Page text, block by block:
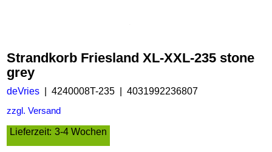
Strandkorb Friesland XL-XXL-235 stone
grey
deVries 4240008T-235 4031992236807
zzgl. Versand
Lieferzeit: 3-4 Wochen